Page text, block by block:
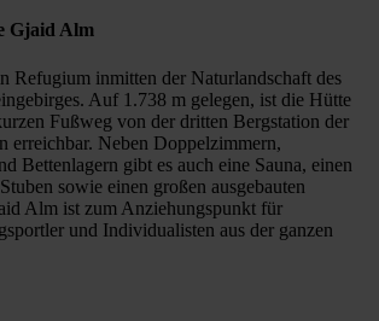
Gjaid Alm
Refugium inmitten der Naturlandschaft des
Auf 1.738 m gelegen, ist die Hütte
Fußweg von der dritten Bergstation der
erreichbar. Neben Doppelzimmern,
Bettenlagern gibt es auch eine Sauna, einen
sowie einen großen ausgebauten
Alm ist zum Anziehungspunkt für
und Individualisten aus der ganzen